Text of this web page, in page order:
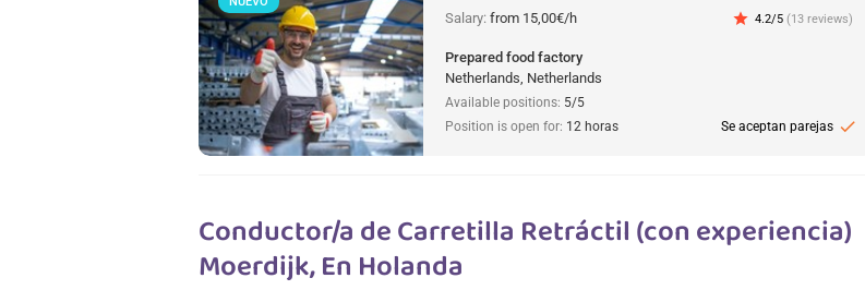
Salary: from 15,00€/h star 4.2/5 (13 reviews)
Prepared food factory
Netherlands, Netherlands
Available positions: 5/5
Position is open for: 12 horas Se aceptan parejas check
Conductor/a de Carretilla Retráctil (con experiencia)
Moerdijk, En Holanda